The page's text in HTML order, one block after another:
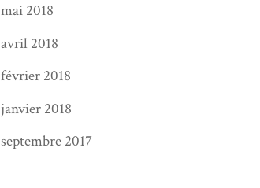
mai 2018
avril 2018
février 2018
janvier 2018
septembre 2017